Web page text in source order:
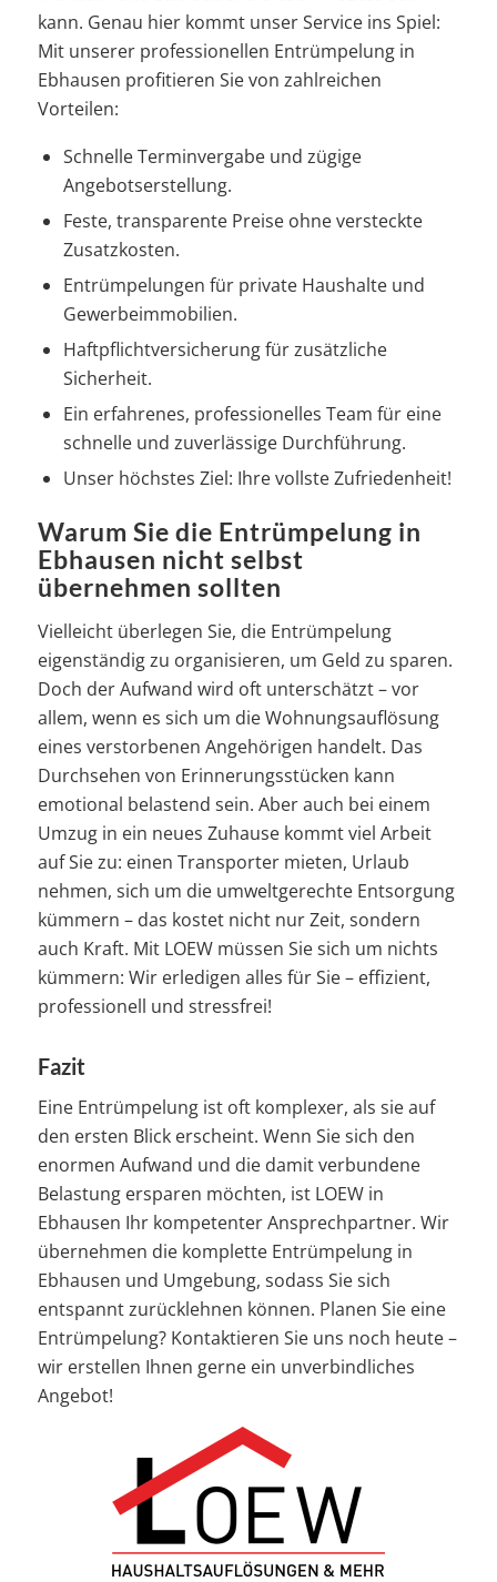
kann. Genau hier kommt unser Service ins Spiel:
Mit unserer professionellen Entrümpelung in
Ebhausen profitieren Sie von zahlreichen
Vorteilen:
Schnelle Terminvergabe und zügige
Angebotserstellung.
Feste, transparente Preise ohne versteckte
Zusatzkosten.
Entrümpelungen für private Haushalte und
Gewerbeimmobilien.
Haftpflichtversicherung für zusätzliche
Sicherheit.
Ein erfahrenes, professionelles Team für eine
schnelle und zuverlässige Durchführung.
Unser höchstes Ziel: Ihre vollste Zufriedenheit!
Warum Sie die Entrümpelung in
Ebhausen nicht selbst
übernehmen sollten
Vielleicht überlegen Sie, die Entrümpelung
eigenständig zu organisieren, um Geld zu sparen.
Doch der Aufwand wird oft unterschätzt – vor
allem, wenn es sich um die Wohnungsauflösung
eines verstorbenen Angehörigen handelt. Das
Durchsehen von Erinnerungsstücken kann
emotional belastend sein. Aber auch bei einem
Umzug in ein neues Zuhause kommt viel Arbeit
auf Sie zu: einen Transporter mieten, Urlaub
nehmen, sich um die umweltgerechte Entsorgung
kümmern – das kostet nicht nur Zeit, sondern
auch Kraft. Mit LOEW müssen Sie sich um nichts
kümmern: Wir erledigen alles für Sie – effizient,
professionell und stressfrei!
Fazit
Eine Entrümpelung ist oft komplexer, als sie auf
den ersten Blick erscheint. Wenn Sie sich den
enormen Aufwand und die damit verbundene
Belastung ersparen möchten, ist LOEW in
Ebhausen Ihr kompetenter Ansprechpartner. Wir
übernehmen die komplette Entrümpelung in
Ebhausen und Umgebung, sodass Sie sich
entspannt zurücklehnen können. Planen Sie eine
Entrümpelung? Kontaktieren Sie uns noch heute –
wir erstellen Ihnen gerne ein unverbindliches
Angebot!